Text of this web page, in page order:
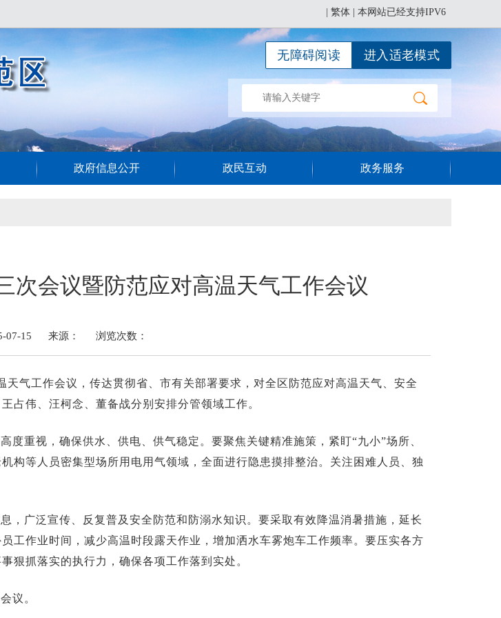
繁体 | 本网站已经支持IPV6
进入适老模式
无障碍阅读
政府信息公开 政民互动 政务服务
次会议暨防范应对高温天气工作会议
07-15 来源： 浏览次数：
气工作会议，传达贯彻省、市有关部署要求，对全区防范应对高温天气、安全
占伟、汪柯念、董备战分别安排分管领域工作。
重视，确保供水、供电、供气稳定。要聚焦关键精准施策，紧盯“九小”场所、
构等人员密集型场所用电用气领域，全面进行隐患摸排整治。关注困难人员、独
，广泛宣传、反复普及安全防范和防溺水知识。要采取有效降温消暑措施，延长
工作业时间，减少高温时段露天作业，增加洒水车雾炮车工作频率。要压实各方
狠抓落实的执行力，确保各项工作落到实处。
议。